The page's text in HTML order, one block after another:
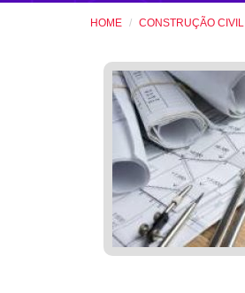
HOME CONSTRUÇÃO CIVIL